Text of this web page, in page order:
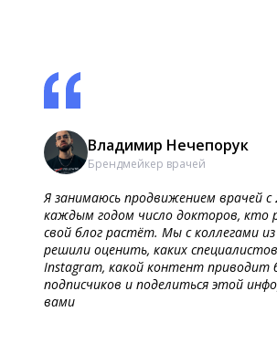
Владимир Нечепорук
Брендмейкер врачей
Я занимаюсь продвижением врачей с
каждым годом число докторов, кто
свой блог растёт. Мы с коллегами из
решили оценить, каких
Instagram, какой контент приводит
подписчиков и поделиться этой
вами